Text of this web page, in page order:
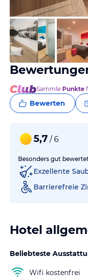
vom Hotelier,
Sammle Punkte
Bewerten
5,7 / 6
Besonders gut
Exzellente
Barrierefreie
Hotel
Beliebteste
Wifi kostenfrei